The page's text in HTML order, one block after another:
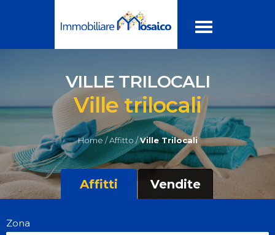
VILLE TRILOCALI
Ville trilocali
Home / Affitto /Ville Trilocali
Affitti Vendite
Zona